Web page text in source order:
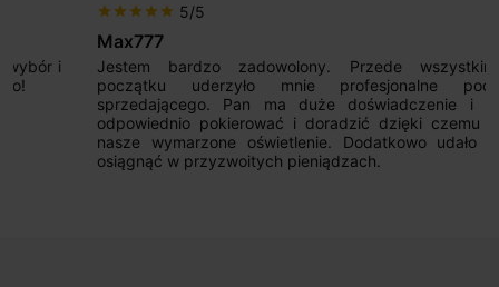
star 5/5
Jestem bardzo zadowolony. Przede wszystkim od
początku uderzyło mnie profesjonalne podejście
sprzedającego. Pan ma duże doświadczenie i potrafi
odpowiednio pokierować i doradzić dzięki czemu mamy
nasze wymarzone oświetlenie. Dodatkowo udało się to
osiągnąć w przyzwoitych pieniądzach.